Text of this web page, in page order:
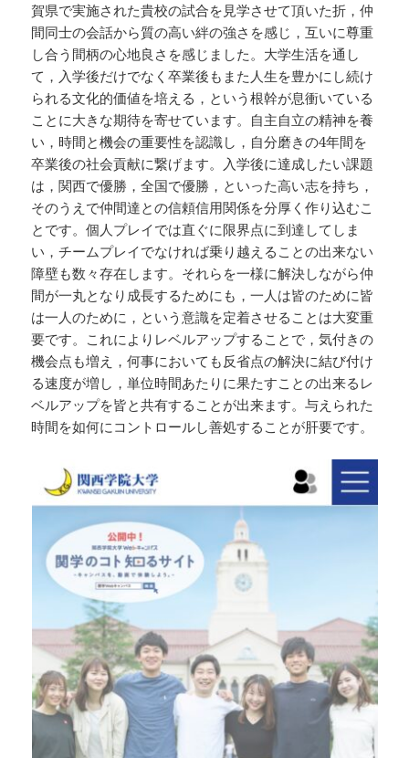
賀県で実施された貴校の試合を見学させて頂いた折，仲
間同士の会話から質の高い絆の強さを感じ，互いに尊重
し合う間柄の心地良さを感じました。大学生活を通し
て，入学後だけでなく卒業後もまた人生を豊かにし続け
られる文化的価値を培える，という根幹が息衝いている
ことに大きな期待を寄せています。自主自立の精神を養
い，時間と機会の重要性を認識し，自分磨きの4年間を
卒業後の社会貢献に繋げます。入学後に達成したい課題
は，関西で優勝，全国で優勝，といった高い志を持ち，
そのうえで仲間達との信頼信用関係を分厚く作り込むこ
とです。個人プレイでは直ぐに限界点に到達してしま
い，チームプレイでなければ乗り越えることの出来ない
障壁も数々存在します。それらを一様に解決しながら仲
間が一丸となり成長するためにも，一人は皆のために皆
は一人のために，という意識を定着させることは大変重
要です。これによりレベルアップすることで，気付きの
機会点も増え，何事においても反省点の解決に結び付け
る速度が増し，単位時間あたりに果たすことの出来るレ
ベルアップを皆と共有することが出来ます。与えられた
時間を如何にコントロールし善処することが肝要です。